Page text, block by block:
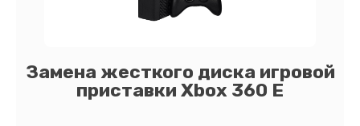
Замена жесткого диска игровой
приставки Xbox 360 E